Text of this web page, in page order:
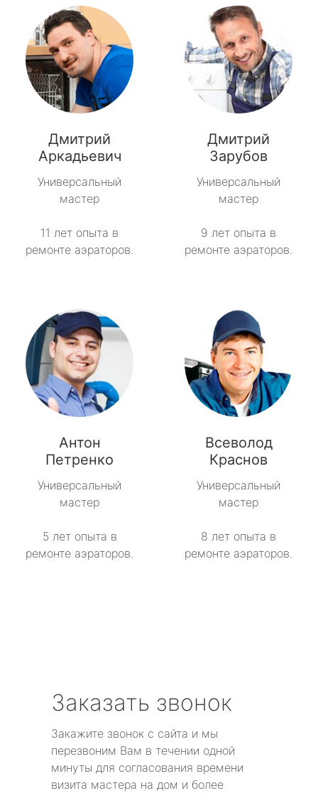
Дмитрий
Аркадьевич
Универсальный
мастер
11 лет опыта в
ремонте аэраторов.
Дмитрий
Зарубов
Универсальный
мастер
9 лет опыта в
ремонте аэраторов.
Антон
Петренко
Универсальный
мастер
5 лет опыта в
ремонте аэраторов.
Всеволод
Краснов
Универсальный
мастер
8 лет опыта в
ремонте аэраторов.
Заказать звонок
Закажите звонок с сайта и мы
перезвоним Вам в течении одной
минуты для согласования времени
визита мастера на дом и более